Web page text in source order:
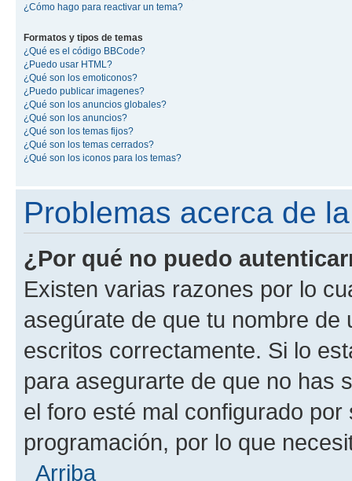
¿Cómo hago para reactivar un tema?
Formatos y tipos de temas
¿Qué es el código BBCode?
¿Puedo usar HTML?
¿Qué son los emoticonos?
¿Puedo publicar imagenes?
¿Qué son los anuncios globales?
¿Qué son los anuncios?
¿Qué son los temas fijos?
¿Qué son los temas cerrados?
¿Qué son los iconos para los temas?
Problemas acerca de
¿Por qué no puedo
Existen varias razones por lo
asegúrate de que tu nombre
escritos correctamente. Si lo
para asegurarte de que no has
el foro esté mal configurado
programación, por lo que
Arriba